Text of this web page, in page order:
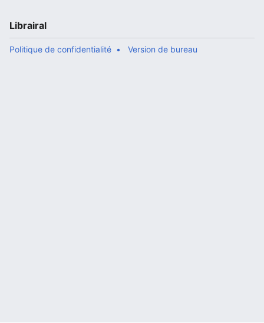
Librairal
Politique de confidentialité Version de bureau